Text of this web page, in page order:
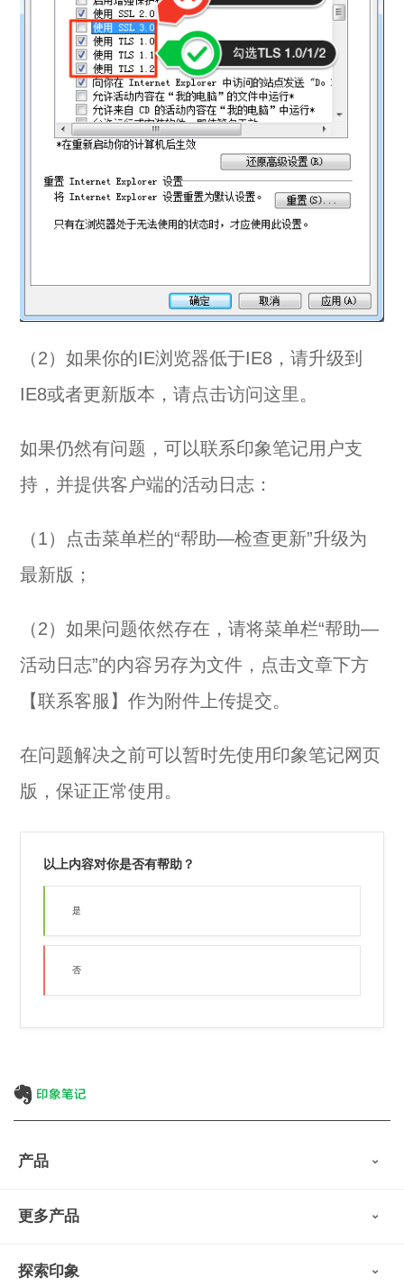
（2）如果你的IE浏览器低于IE8，请升级到
IE8或者更新版本，请点击访问这里。
如果仍然有问题，可以联系印象笔记用户支
持，并提供客户端的活动日志：
（1）点击菜单栏的“帮助—检查更新”升级为
最新版；
（2）如果问题依然存在，请将菜单栏“帮助—
活动日志”的内容另存为文件，点击文章下方
【联系客服】作为附件上传提交。
在问题解决之前可以暂时先使用印象笔记网页
版，保证正常使用。
以上内容对你是否有帮助？
是
否
产品
会员权益
印象笔记·剪藏
更多产品
印象图记
探索印象